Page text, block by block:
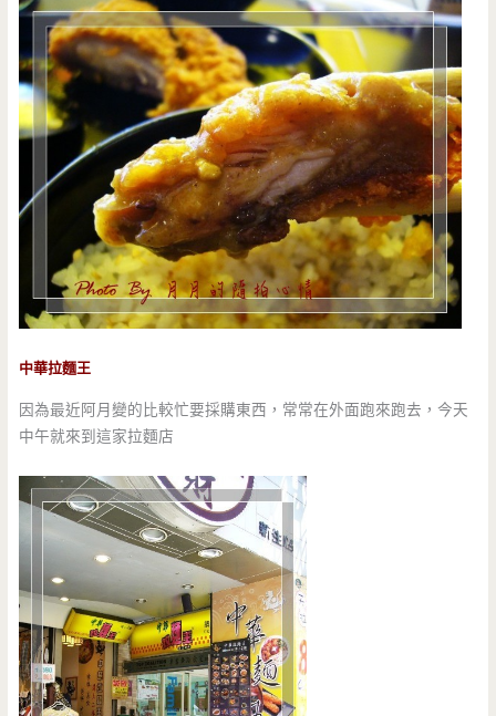
中華拉麵王
因為最近阿月變的比較忙要採購東西，常常在外面跑來跑去，今天
中午就來到這家拉麵店